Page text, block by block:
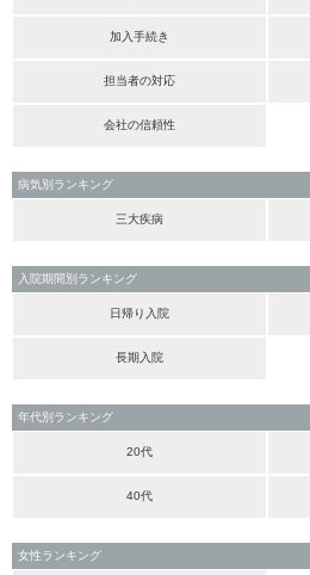
加入手続き
担当者の対応
会社の信頼性
病気別ランキング
三大疾病
入院期間別ランキング
日帰り入院
長期入院
年代別ランキング
20代
40代
女性ランキング